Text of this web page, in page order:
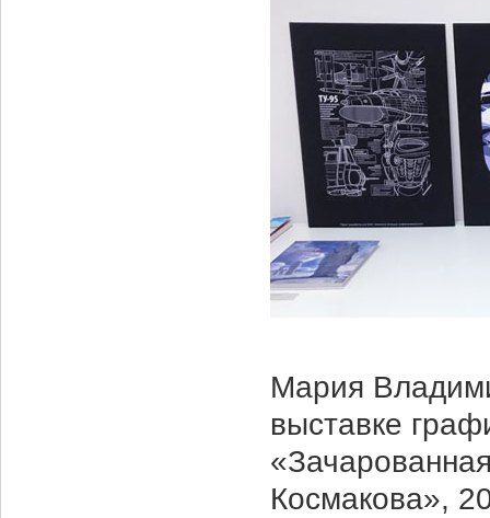
Мария
выставке
Космакова»,